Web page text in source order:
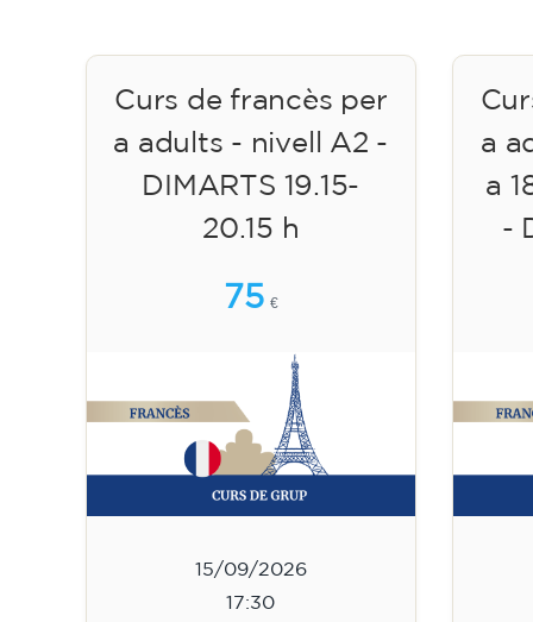
Curs de francès per
a adults - nivell A2 -
DIMARTS 19.15-
20.15 h
75 €
15/09/2026
17:30
a
a
-